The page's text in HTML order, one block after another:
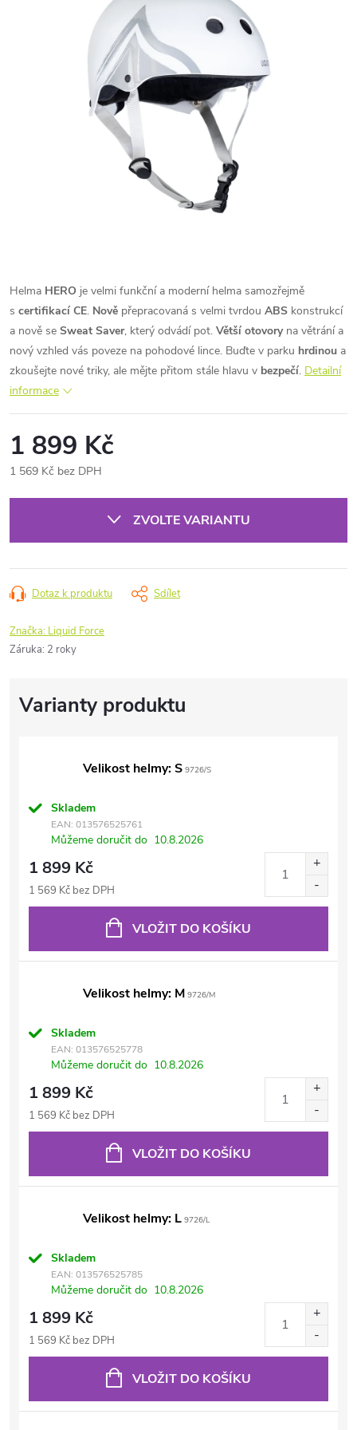
Helma HERO je velmi funkční a moderní helma samozřejmě
s certifikací CE. Nově přepracovaná s velmi tvrdou ABS konstrukcí
a nově se Sweat Saver, který odvádí pot. Větší otovoryna větrání a
nový vzhled vás poveze na pohodové lince. Buďte v parku hrdinou a
zkoušejte nové triky, ale mějte přitom stále hlavu v bezpečí. Detailní
informace
1 899 Kč
1 569 Kč bez DPH
ZVOLTE VARIANTU
Dotaz k produktu Sdílet
Značka: Liquid Force
Záruka: 2 roky
Velikost helmy: S 9726/S
Skladem
EAN: 013576525761
Můžeme doručit do 10.8.2026
1 899 Kč
1 569 Kč bez DPH
VLOŽIT DO KOŠÍKU
Velikost helmy: M 9726/M
Skladem
EAN: 013576525778
Můžeme doručit do 10.8.2026
1 899 Kč
1 569 Kč bez DPH
VLOŽIT DO KOŠÍKU
Velikost helmy: L 9726/L
Skladem
EAN: 013576525785
Můžeme doručit do 10.8.2026
1 899 Kč
1 569 Kč bez DPH
VLOŽIT DO KOŠÍKU